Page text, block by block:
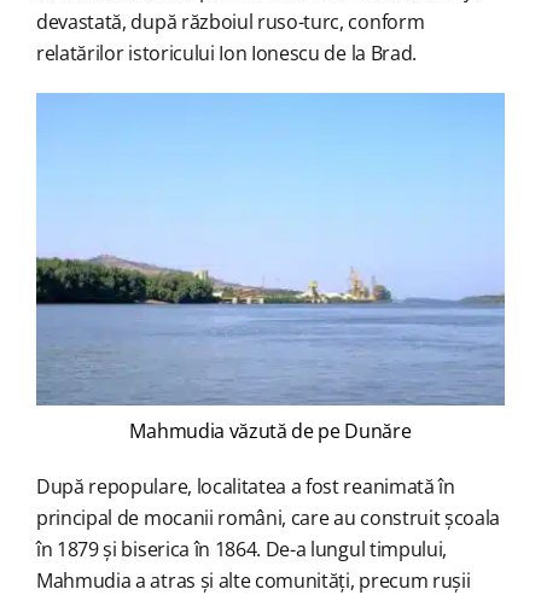
devastată, după războiul ruso-turc, conform
relatărilor istoricului Ion Ionescu de la Brad.
Mahmudia văzută de pe Dunăre
După repopulare, localitatea a fost reanimată în
principal de mocanii români, care au construit școala
în 1879 și biserica în 1864. De-a lungul timpului,
Mahmudia a atras și alte comunități, precum rușii